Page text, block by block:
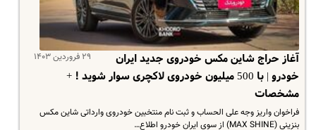
۲۹ فروردین ۱۴۰۳
آغاز حراج شاین مکس خودروی جدید ایران
خودرو | با 500 میلیون خودروی لاکچری سوار شوید ! +
مشخصات
فراخوان واریز وجه علی الحساب و ثبت نام منتخبین خودروی وارداتی شاین مکس
بنزینی (MAX SHINE) از سوی ایران خودرو اطلاع…